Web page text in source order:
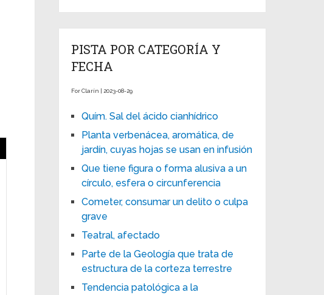
PISTA POR CATEGORÍA Y
FECHA
For Clarín | 2023-08-29
Quím. Sal del ácido cianhídrico
Planta verbenácea, aromática, de
jardín, cuyas hojas se usan en infusión
Que tiene figura o forma alusiva a un
círculo, esfera o circunferencia
Cometer, consumar un delito o culpa
grave
Teatral, afectado
Parte de la Geología que trata de
estructura de la corteza terrestre
Tendencia patológica a la